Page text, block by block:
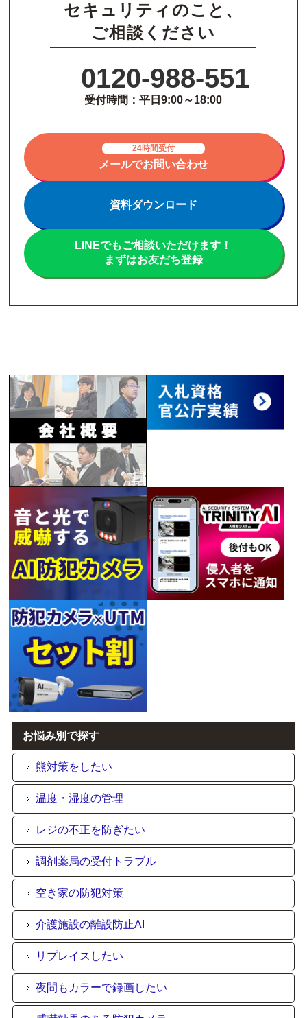
セキュリティのこと、
ご相談ください
0120-988-551
受付時間：平日9:00～18:00
24時間受付
メールでお問い合わせ
資料ダウンロード
LINEでもご相談いただけます！
まずはお友だち登録
お悩み別で探す
熊対策をしたい
温度・湿度の管理
レジの不正を防ぎたい
調剤薬局の受付トラブル
空き家の防犯対策
介護施設の離設防止AI
リプレイスしたい
夜間もカラーで録画したい